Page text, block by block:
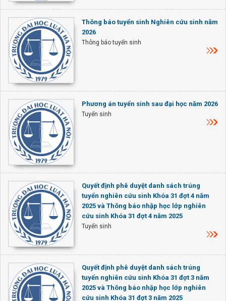
Thông báo tuyển sinh Nghiên cứu sinh năm
2026
Thông báo tuyển sinh
Phương án tuyển sinh sau đại học năm 2026
Tuyển sinh
Quyết định phê duyệt danh sách trúng
tuyển nghiên cứu sinh Khóa 31 đợt 4 năm
2025 và Thông báo nhập học lớp nghiên
cứu sinh Khóa 31 đợt 4 năm 2025
Tuyển sinh
Quyết định phê duyệt danh sách trúng
tuyển nghiên cứu sinh Khóa 31 đợt 3 năm
2025 và Thông báo nhập học lớp nghiên
cứu sinh Khóa 31 đợt 3 năm 2025